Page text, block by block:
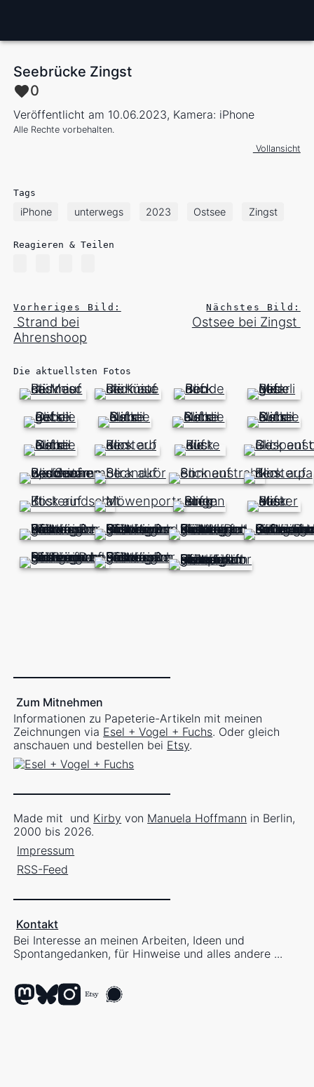
Seebrücke Zingst
0
Veröffentlicht am 10.06.2023, Kamera: iPhone
Alle Rechte vorbehalten.
Vollansicht
Tags
iPhone unterwegs 2023 Ostsee Zingst
Reagieren & Teilen
Vorheriges Bild:
Strand bei
Ahrenshoop
Nächstes Bild:
Ostsee bei Zingst
Die aktuellsten Fotos
Zum Mitnehmen
Informationen zu Papeterie-Artikeln mit meinen
Zeichnungen via Esel + Vogel + Fuchs. Oder gleich
anschauen und bestellen bei Etsy.
Made mit und Kirby von Manuela Hoffmann in Berlin,
2000 bis 2026.
Impressum
RSS-Feed
Kontakt
Bei Interesse an meinen Arbeiten, Ideen und
Spontangedanken, für Hinweise und alles andere ...